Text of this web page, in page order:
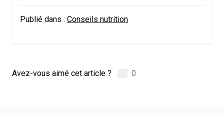
Publié dans : Conseils nutrition
Avez-vous aimé cet article ? 0